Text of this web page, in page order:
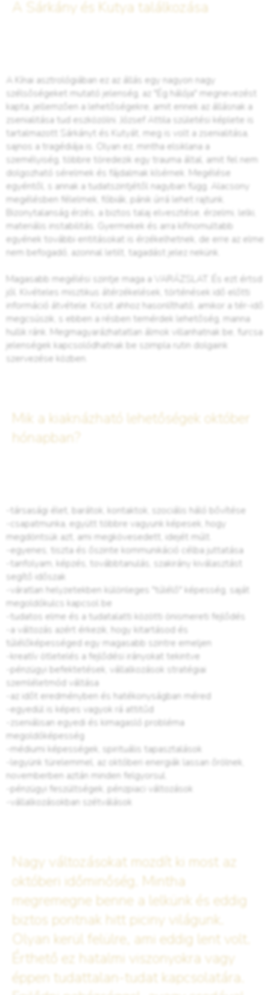
A Sárkány és Kutya találkozása
A Kínai asztrológiában ez az állás egy nagyon nagy
szélsőségeket mutató jelenség, az "Ég hálója" megnevezést
kapta, jellemzően a lehetőségekre, amit ennek az állásnak a
zsenialitása tud eszközölni. József Attila születési képlete is
tartalmazott Sárkányt és Kutyát, meg is volt a zsenialitása,
sajnos a tragédiája is. Olyan ez, mintha elsiklana a
személyiség, többre töredezik egy trauma által, amit fel nem
dolgozható sérelmek és fájdalmak kísérnek. Megélése
egyéntől, s annak a tudatszintjétől nagyban függ. Alacsony
megélésben félelmek, fóbiák, pánik úrrá lehet rajtunk.
Bizonytalanság érzés, a biztos talaj elvesztése, érzelmi, lelki,
materiális instabilitás. Gyermekek és arra kifinomultabb
egyének további entitásokat is érzékelhetnek, de erre az elme
nem befogadó, azonnal letilt, tagadást jelez nekünk.
Magasabb megélési szintje maga a VARÁZSLAT. És ezt értsd
jól. Kivételes misztikus átérzékelések, történések idő előtti
információ átvétele. Kicsit ahhoz hasonlítható, amikor a tér-idő
megcsúszik, s ebben a résben temérdek lehetőség, manna
hullik ránk. Megmagyarázhatatlan álmok villanhatnak be, furcsa
jelenségek kapcsolódhatnak be szimpla rutin dolgaink
szervezése közben.
Mik a kiaknázható lehetőségek október
hónapban?
-társasági élet, barátok, kontaktok, szociális háló bővítése
-csapatmunka, együtt többre vagyunk képesek, hogy
megdöntsük azt, ami megkövesedett, idejét múlt.
-egyenes, tiszta és őszinte kommunikáció célba juttatása
-tanfolyam, képzés, továbbtanulás, szakirány kiválasztást
segítő időszak
-váratlan helyzetekben különleges "túlélő" képesség, saját
megoldókulcs kapcsol be
-tudatos elme és a tudatalatti közötti önismereti fejlődés
-a változás azért érkezik, hogy kitartásod és
túlélőképességed egy magasabb szintre emeljen
-kreatív ötletelés a fejlődési irányokat tekintve
-pénzügyi befektetések, vállalkozások stratégiai
szemléletmód váltása
-az időt eredményben és hatékonyságban méred
-egyedül is képes vagyok rá attitűd
-zseniálisan egyedi és kimagasló probléma
megoldóképesség
-médiumi képességek, spirituális tapasztalások
-legyünk türelemmel, az októberi energiák lassan őrölnek,
novemberben aztán minden felgyorsul.
-pénzügyi feszültségek, pénzpiaci változások
-vállalkozásokban szétválások
Nagy változásokat mozdít ki most az
októberi időminőség. Mintha
megremegne benne a lelkünk és eddig
biztos pontnak hitt piciny világunk.
Olyan kerül felülre, ami eddig lent volt.
Érthető ez hatalmi viszonyokra vagy
éppen tudattalan-tudat kapcsolatára.